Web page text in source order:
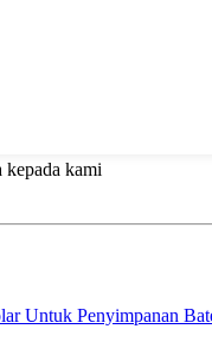
kepada kami